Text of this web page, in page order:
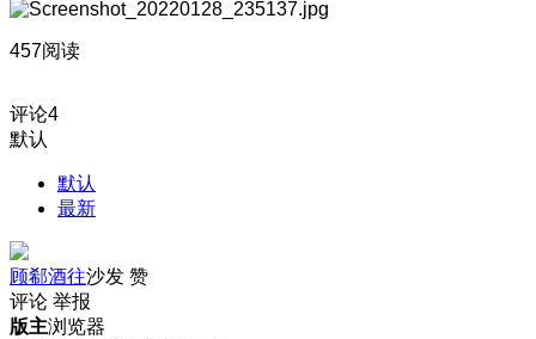
457阅读
评论4
默认
默认
最新
顾郗酒往沙发 赞
评论 举报
版主浏览器